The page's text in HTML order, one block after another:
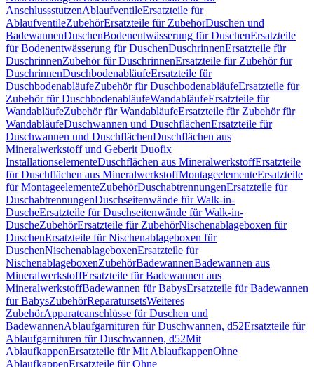
AnschlussstutzenAblaufventileErsatzteile für
AblaufventileZubehörErsatzteile für ZubehörDuschen und
BadewannenDuschenBodenentwässerung für DuschenErsatzteile
für Bodenentwässerung für DuschenDuschrinnenErsatzteile für
DuschrinnenZubehör für DuschrinnenErsatzteile für Zubehör für
DuschrinnenDuschbodenabläufeErsatzteile für
DuschbodenabläufeZubehör für DuschbodenabläufeErsatzteile für
Zubehör für DuschbodenabläufeWandabläufeErsatzteile für
WandabläufeZubehör für WandabläufeErsatzteile für Zubehör für
WandabläufeDuschwannen und DuschflächenErsatzteile für
Duschwannen und DuschflächenDuschflächen aus
Mineralwerkstoff und Geberit Duofix
InstallationselementeDuschflächen aus MineralwerkstoffErsatzteile
für Duschflächen aus MineralwerkstoffMontageelementeErsatzteile
für MontageelementeZubehörDuschabtrennungenErsatzteile für
DuschabtrennungenDuschseitenwände für Walk-in-
DuscheErsatzteile für Duschseitenwände für Walk-in-
DuscheZubehörErsatzteile für ZubehörNischenablageboxen für
DuschenErsatzteile für Nischenablageboxen für
DuschenNischenablageboxenErsatzteile für
NischenablageboxenZubehörBadewannenBadewannen aus
MineralwerkstoffErsatzteile für Badewannen aus
MineralwerkstoffBadewannen für BabysErsatzteile für Badewannen
für BabysZubehörReparatursetsWeiteres
ZubehörApparateanschlüsse für Duschen und
BadewannenAblaufgarnituren für Duschwannen, d52Ersatzteile für
Ablaufgarnituren für Duschwannen, d52Mit
AblaufkappenErsatzteile für Mit AblaufkappenOhne
AblaufkappenErsatzteile für Ohne